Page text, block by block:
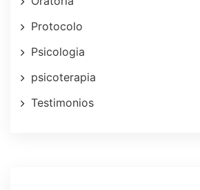
Protocolo
Psicologia
psicoterapia
Testimonios